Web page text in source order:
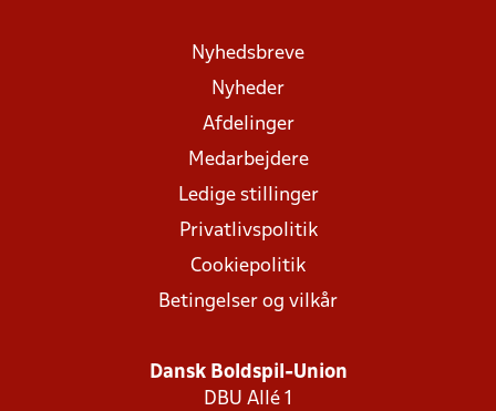
Nyhedsbreve
Nyheder
Afdelinger
Medarbejdere
Ledige stillinger
Privatlivspolitik
Cookiepolitik
Betingelser og vilkår
Dansk Boldspil-Union
DBU Allé 1